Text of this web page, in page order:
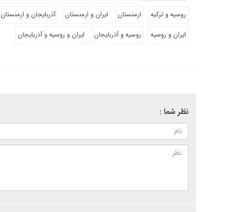
روسیه و ترکیه
ارمنستان ایران و ارمنستان آذربایجان و ارمنستان
ایران و روسیه
روسیه و آذربایجان ایران و روسیه و آذربایجان
نظر شما :